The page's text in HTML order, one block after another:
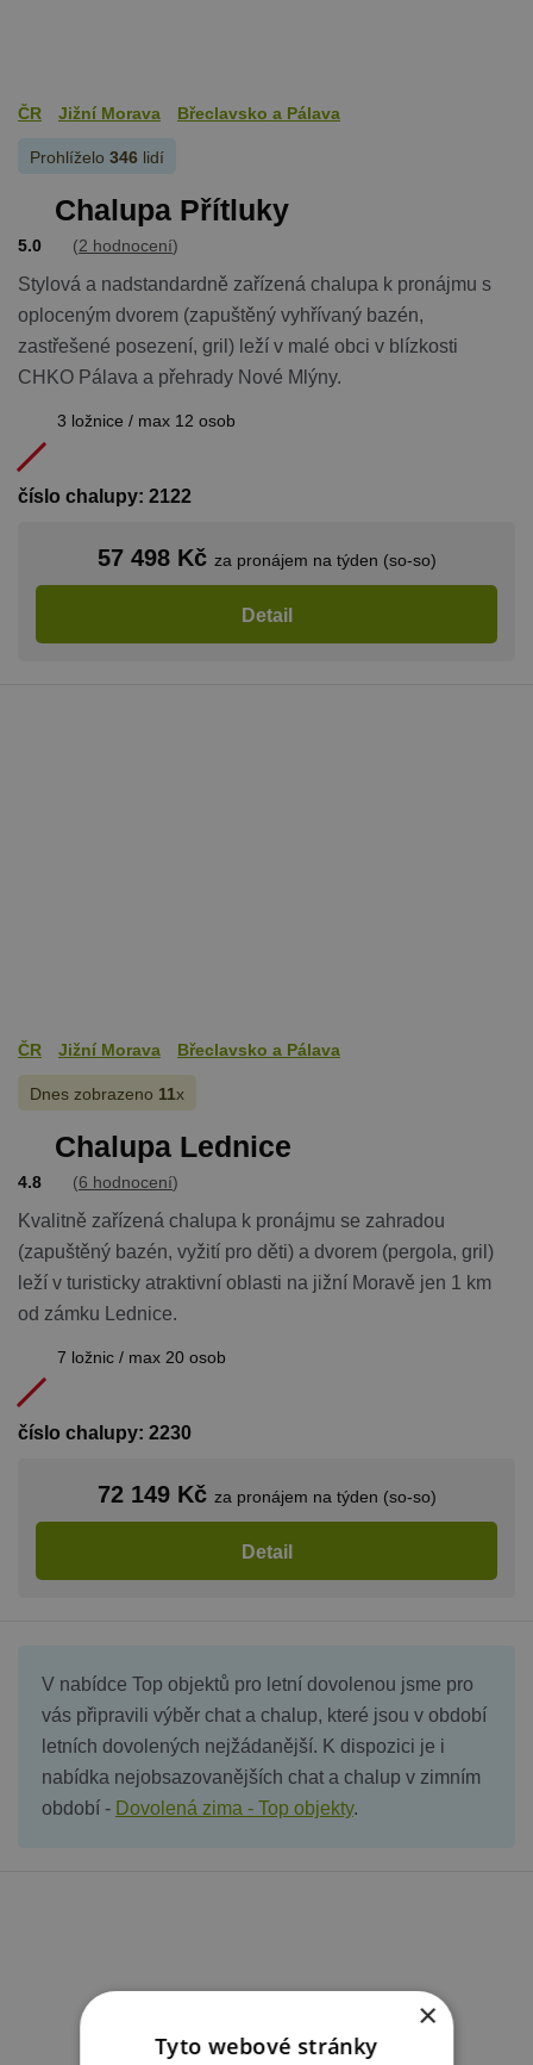
ČR Jižní Morava Břeclavsko a Pálava
Prohlíželo 346 lidí
Chalupa Přítluky
5.0 (2 hodnocení)
Stylová a nadstandardně zařízená chalupa k pronájmu s
oploceným dvorem (zapuštěný vyhřívaný bazén,
zastřešené posezení, gril) leží v malé obci v blízkosti
CHKO Pálava a přehrady Nové Mlýny.
3 ložnice / max 12 osob
číslo chalupy: 2122
57 498 Kč za pronájem na týden (so-so)
Detail
ČR Jižní Morava Břeclavsko a Pálava
Dnes zobrazeno 11x
Chalupa Lednice
4.8 (6 hodnocení)
Kvalitně zařízená chalupa k pronájmu se zahradou
(zapuštěný bazén, vyžití pro děti) a dvorem (pergola, gril)
leží v turisticky atraktivní oblasti na jižní Moravě jen 1 km
od zámku Lednice.
7 ložnic / max 20 osob
číslo chalupy: 2230
72 149 Kč za pronájem na týden (so-so)
Detail
V nabídce Top objektů pro letní dovolenou jsme pro
vás připravili výběr chat a chalup, které jsou v období
letních dovolených nejžádanější. K dispozici je i
nabídka nejobsazovanějších chat a chalup v zimním
období - Dovolená zima - Top objekty.
×
Tyto webové stránky